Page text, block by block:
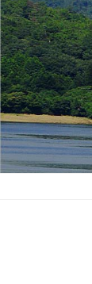
ッ
プ
移
動